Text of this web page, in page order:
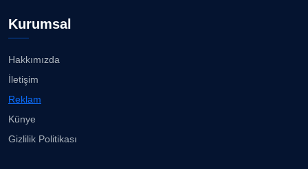
Kurumsal
Hakkımızda
İletişim
Reklam
Künye
Gizlilik Politikası